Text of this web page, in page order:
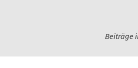
Beiträge